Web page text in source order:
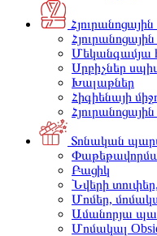
Մեկանգամյա
Սրբիչներ
Խալաթներ
Հիգիենայի
Տոնական
Բացիկ
Նվերի
Մոմեր,
Ամանորյա
Մոմակալ